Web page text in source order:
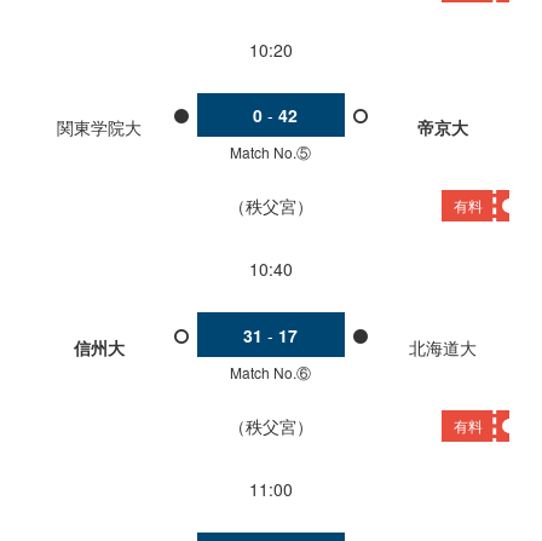
10:20
関東学院大
0 - 42
Match No.⑤
帝京大
秩父宮 有料
10:40
信州大
31 - 17
Match No.⑥
北海道大
秩父宮 有料
11:00